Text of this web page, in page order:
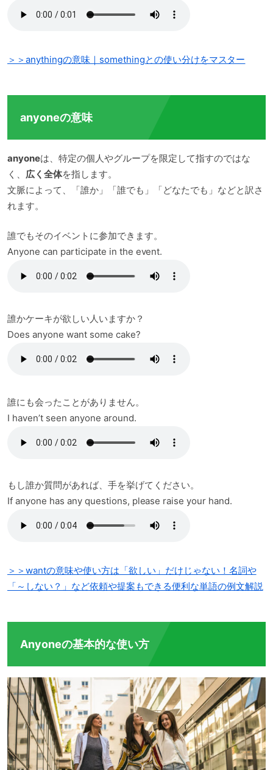
＞＞anythingの意味｜somethingとの使い分けをマスター
anyoneの意味
anyoneは、特定の個人やグループを限定して指すのではな
く、 広く全体を指します。
文脈によって、「誰か」「誰でも」「どなたでも」などと訳さ
れます。
誰でもそのイベントに参加できます。
Anyone can participate in the event.
誰かケーキが欲しい人いますか？
Does anyone want some cake?
誰にも会ったことがありません。
I haven’t seen anyone around.
もし誰か質問があれば、手を挙げてください。
If anyone has any questions, please raise your hand.
＞＞wantの意味や使い方は「欲しい」だけじゃない！名詞や
「～しない？」など依頼や提案もできる便利な単語の例文解説
Anyoneの基本的な使い方